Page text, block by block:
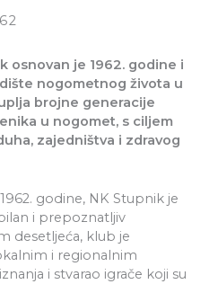
osnovan je 1962. godine i
nogometnog života u
brojne generacije
u nogomet, s ciljem
zajedništva i zdravog
godine, NK Stupnik je
i prepoznatljiv
desetljeća, klub je
i regionalnim
i stvarao igrače koji su